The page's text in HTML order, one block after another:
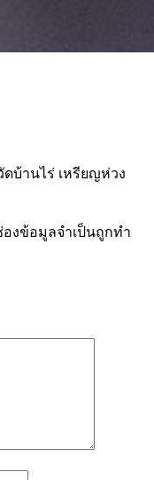
บ้านไร่ เหรียญห่วง
องข้อมูลจำเป็นถูกทำ